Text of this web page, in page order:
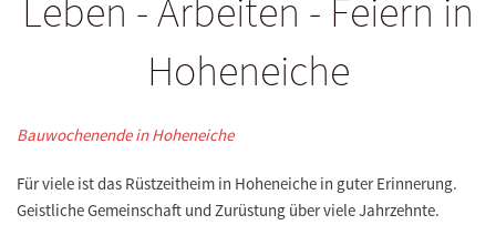
Leben - Arbeiten - Feiern in
Hoheneiche
Bauwochenende in Hoheneiche
Für viele ist das Rüstzeitheim in Hoheneiche in guter Erinnerung.
Geistliche Gemeinschaft und Zurüstung über viele Jahrzehnte.